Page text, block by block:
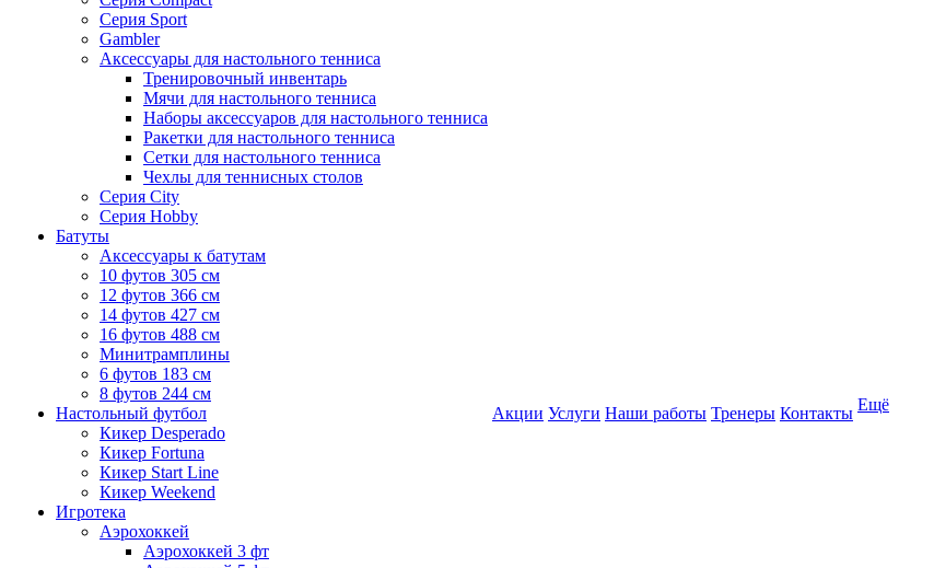
Серия Sport
Gambler
Аксессуары для настольного тенниса
Тренировочный инвентарь
Мячи для настольного тенниса
Наборы аксессуаров для настольного тенниса
Ракетки для настольного тенниса
Сетки для настольного тенниса
Чехлы для теннисных столов
Серия City
Серия Hobby
Батуты
Аксессуары к батутам
10 футов 305 см
12 футов 366 см
14 футов 427 см
16 футов 488 см
Минитрамплины
6 футов 183 см
8 футов 244 см
Настольный футбол
Кикер Desperado
Кикер Fortuna
Кикер Start Line
Кикер Weekend
Игротека
Аэрохоккей
Аэрохоккей 3 фт
Акции Услуги Наши работы Тренеры Контакты Ещё